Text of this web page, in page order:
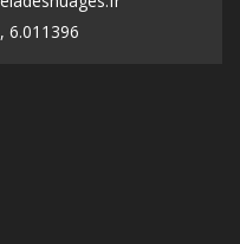
6.011396